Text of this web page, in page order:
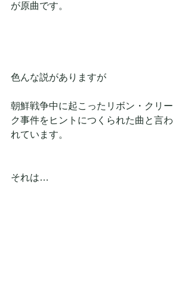
が原曲です。
色んな説がありますが
朝鮮戦争中に起こったリボン・クリー
ク事件をヒントにつくられた曲と言わ
れています。
それは…